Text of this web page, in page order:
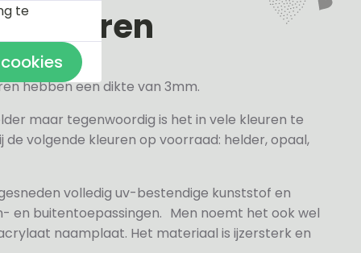
kleuren
hebben een dikte van 3mm.
maar tegenwoordig is het in vele kleuren te
de volgende kleuren op voorraad: helder, opaal,
volledig uv-bestendige kunststof en
en buitentoepassingen. Men noemt het ook wel
naamplaat. Het materiaal is ijzersterk en
te